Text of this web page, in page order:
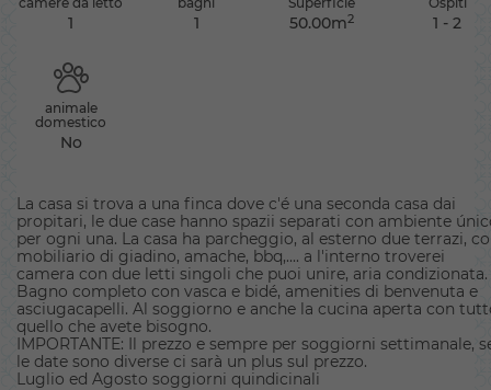
1 1 50.00m2 1 - 2
animale
domestico
No
La casa si trova a una finca dove c'é una seconda casa dai
propitari, le due case hanno spazii separati con ambiente
per ogni una. La casa ha parcheggio, al esterno due terrazi,
mobiliario di giadino, amache, bbq,.... a l'interno troverei
camera con due letti singoli che puoi unire, aria condizionata.
Bagno completo con vasca e bidé, amenities di benvenuta e
asciugacapelli. Al soggiorno e anche la cucina aperta con
quello che avete bisogno.
IMPORTANTE: Il prezzo e sempre per soggiorni settimanale,
le date sono diverse ci sarà un plus sul prezzo.
Luglio ed Agosto soggiorni quindicinali